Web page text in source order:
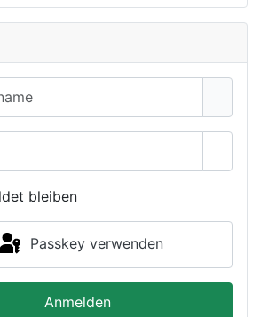
bleiben
Passkey verwenden
Anmelden